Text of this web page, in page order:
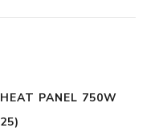
PANEL 750W